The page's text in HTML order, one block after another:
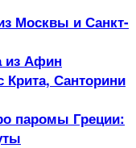
Москвы и Санкт-
из Афин
Крита, Санторини
паромы Греции: